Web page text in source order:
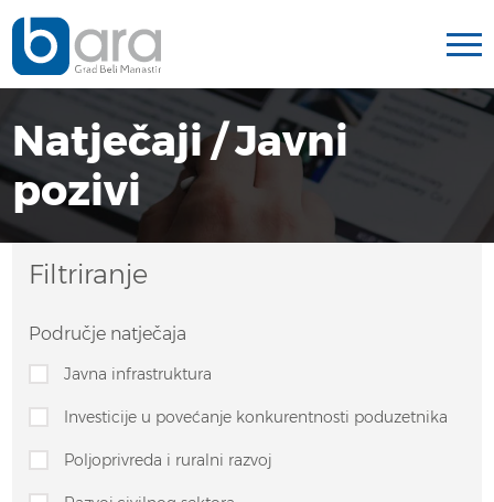
Natječaji / Javni
pozivi
Filtriranje
Područje natječaja
Javna infrastruktura
Investicije u povećanje konkurentnosti poduzetnika
Poljoprivreda i ruralni razvoj